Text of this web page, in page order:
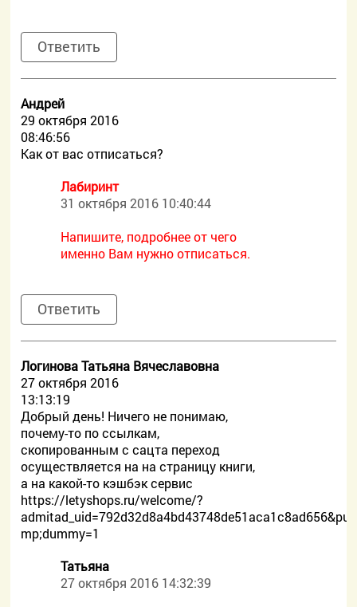
Ответить
Андрей
29 октября 2016
08:46:56
Как от вас отписаться?
Лабиринт
31 октября 2016 10:40:44
Напишите, подробнее от чего
именно Вам нужно отписаться.
Ответить
Логинова Татьяна Вячеславовна
27 октября 2016
13:13:19
Добрый день! Ничего не понимаю,
почему-то по ссылкам,
скопированным с сацта переход
осуществляется на на страницу книги,
а на какой-то кэшбэк сервис
https://letyshops.ru/welcome/?
mp;dummy=1
Татьяна
27 октября 2016 14:32:39